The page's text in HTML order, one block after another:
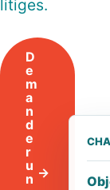
litiges.
D
e
m
a
n
d
e
r
u
n